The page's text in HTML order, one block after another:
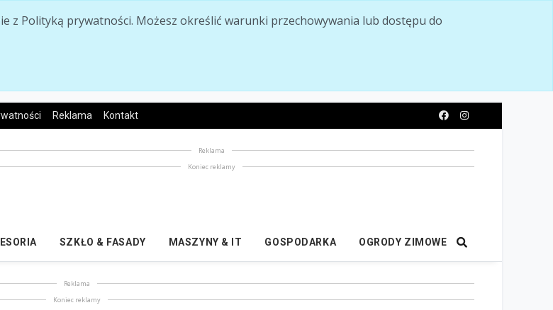
z Polityką prywatności. Możesz określić warunki przechowywania lub dostępu do
Reklama Kontakt
Reklama
Koniec reklamy
SZKŁO & FASADY MASZYNY & IT GOSPODARKA OGRODY ZIMOWE
Reklama
Koniec reklamy